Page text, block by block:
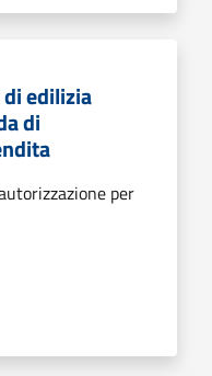
edilizia
di
per